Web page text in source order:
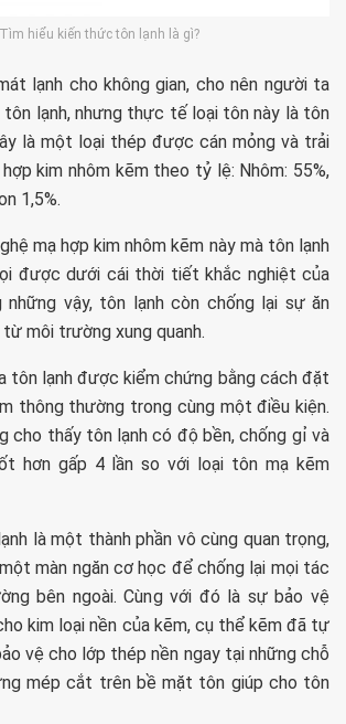
Tìm hiểu kiến thức tôn lạnh là gì?
lạnh cho không gian, cho nên người ta
lạnh, nhưng thực tế loại tôn này là tôn
là một loại thép được cán mỏng và trải
kim nhôm kẽm theo tỷ lệ: Nhôm: 55%,
1,5%.
mạ hợp kim nhôm kẽm này mà tôn lạnh
được dưới cái thời tiết khắc nghiệt của
những vậy, tôn lạnh còn chống lại sự ăn
môi trường xung quanh.
tôn lạnh được kiểm chứng bằng cách đặt
thông thường trong cùng một điều kiện.
cho thấy tôn lạnh có độ bền, chống gỉ và
hơn gấp 4 lần so với loại tôn mạ kẽm
là một thành phần vô cùng quan trọng,
màn ngăn cơ học để chống lại mọi tác
bên ngoài. Cùng với đó là sự bảo vệ
kim loại nền của kẽm, cụ thể kẽm đã tự
vệ cho lớp thép nền ngay tại những chỗ
mép cắt trên bề mặt tôn giúp cho tôn